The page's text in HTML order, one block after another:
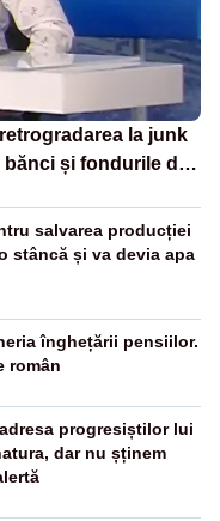
la junk
și fondurile de
salvarea producției
stâncă și va devia apa
înghețării pensiilor.
român
progresiștilor lui
dar nu șținem